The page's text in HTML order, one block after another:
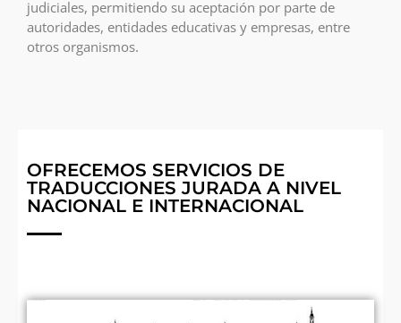
judiciales, permitiendo su aceptación por parte de
autoridades, entidades educativas y empresas, entre
otros organismos.
OFRECEMOS SERVICIOS DE
TRADUCCIONES JURADA A NIVEL
NACIONAL E INTERNACIONAL